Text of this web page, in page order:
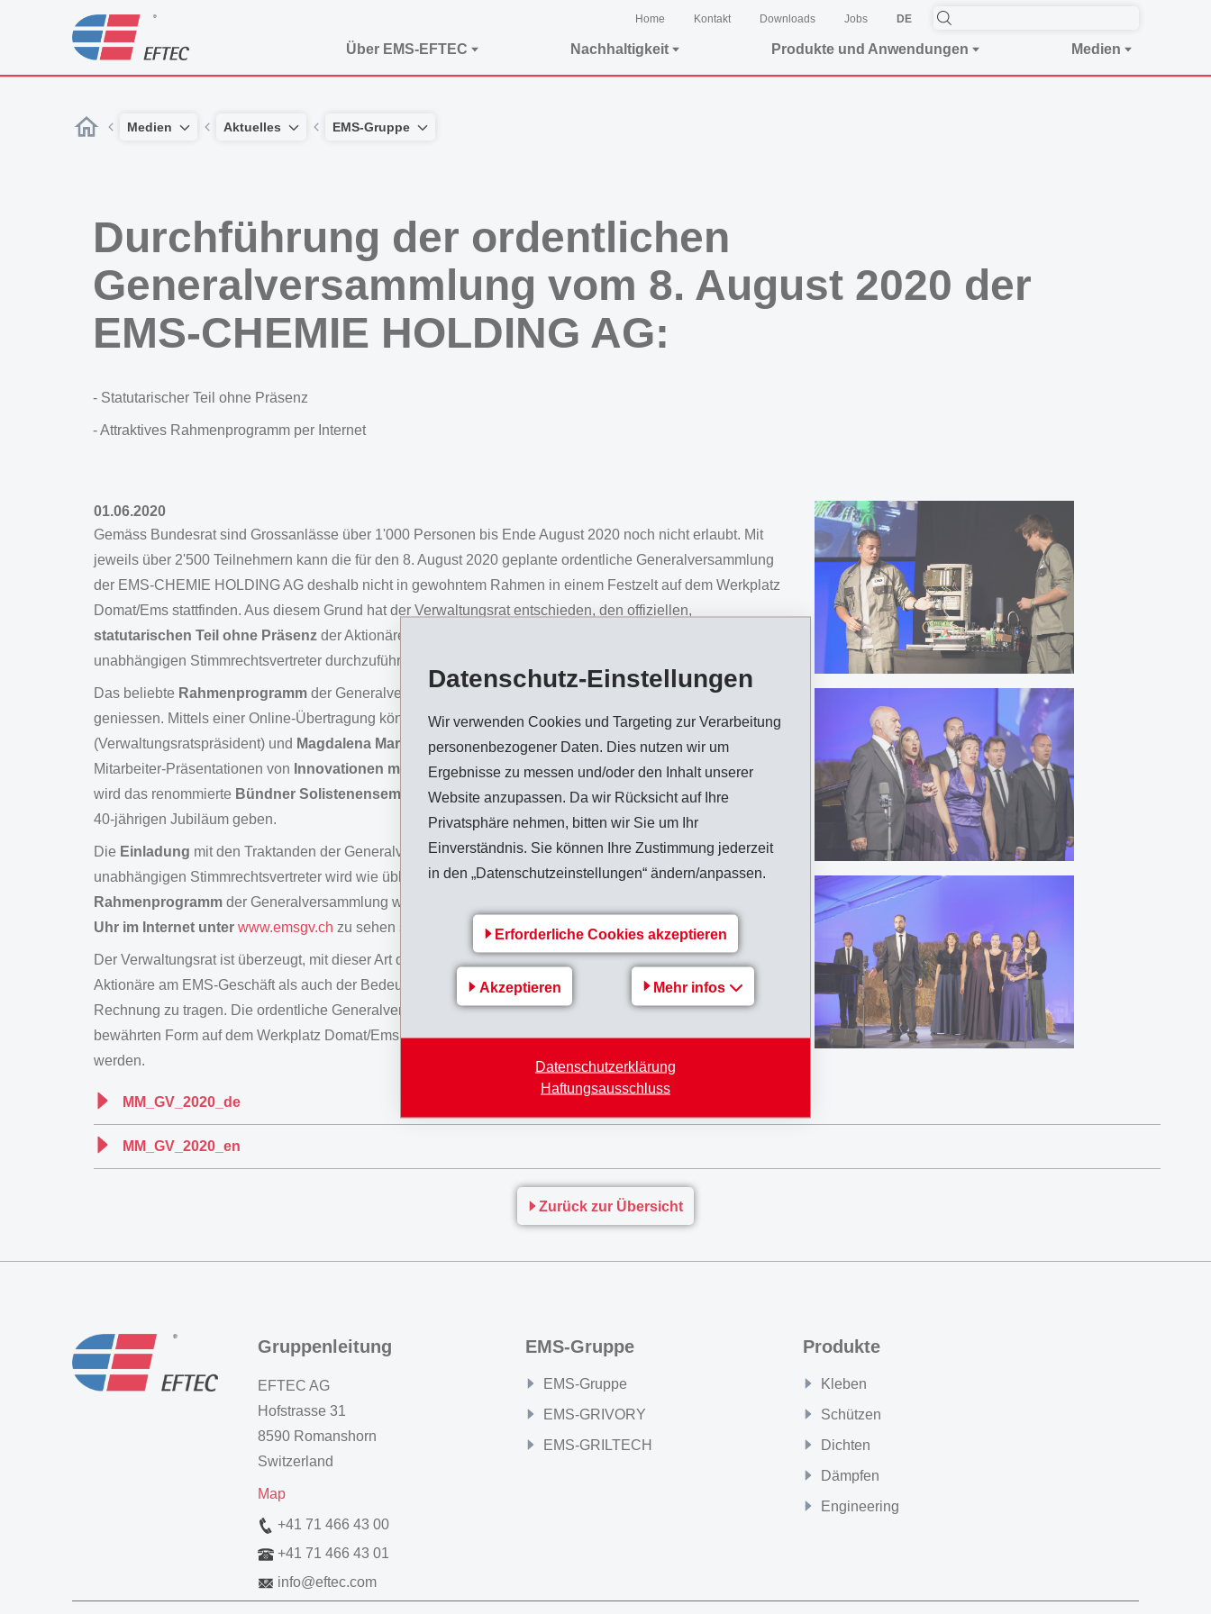
Datenschutz-Einstellungen
Wir verwenden Cookies und Targeting zur Verarbeitung
personenbezogener Daten. Dies nutzen wir um
Ergebnisse zu messen und/oder den Inhalt unserer
Website anzupassen. Da wir Rücksicht auf Ihre
Privatsphäre nehmen, bitten wir Sie um Ihr
Einverständnis. Sie können Ihre Zustimmung jederzeit
in den „Datenschutzeinstellungen“ ändern/anpassen.
Erforderliche Cookies akzeptieren
Akzeptieren Mehr infos
Datenschutzerklärung
Haftungsausschluss
Home Kontakt Downloads Jobs DE
Über EMS-EFTEC Nachhaltigkeit Produkte und Anwendungen Medien
Medien Aktuelles EMS-Gruppe
Durchführung der ordentlichen
Generalversammlung vom 8. August 2020 der
EMS-CHEMIE HOLDING AG:
- Statutarischer Teil ohne Präsenz
- Attraktives Rahmenprogramm per Internet
01.06.2020
Gemäss Bundesrat sind Grossanlässe über 1'000 Personen bis Ende August 2020 noch nicht erlaubt. Mit
jeweils über 2'500 Teilnehmern kann die für den 8. August 2020 geplante ordentliche Generalversammlung
der EMS-CHEMIE HOLDING AG deshalb nicht in gewohntem Rahmen in einem Festzelt auf dem Werkplatz
Domat/Ems stattfinden. Aus diesem Grund hat der Verwaltungsrat entschieden, den offiziellen,
statutarischen Teil ohne Präsenz der Aktionäre und mittels vorgängiger schriftlicher Weisungen an den
unabhängigen Stimmrechtsvertreter durchzuführen.
Das beliebte Rahmenprogramm der Generalversammlung können die Aktionäre aber auch dieses Jahr
geniessen. Mittels einer Online-Übertragung können die Aktionäre per Internet die Ansprachen vonUlf Berg
(Verwaltungsratspräsident) und Magdalena Martullo(Delegierte des Verwaltungsrates), sowie attraktive
Mitarbeiter-Präsentationen von Innovationen mit EMS-Kunststoffenverfolgen. Als musikalischer Höhepunkt
wird das renommierte Bündner Solistenensemble Compagnia Rossini zudem ein Online-Konzert zu ihrem
40-jährigen Jubiläum geben.
Die Einladung mit den Traktanden der Generalversammlung und den Weisungsformularen an den
unabhängigen Stimmrechtsvertreter wird wie üblich
Mitte Juli 2020per Post an die Aktionäre verschickt. Das
Rahmenprogramm der Generalversammlung wird für Aktionäre am
Uhr im Internet unter www.emsgv.ch zu sehen sein.
Der Verwaltungsrat ist überzeugt, mit dieser Art der Durchführung sowohl dem grossen Interesse der
Aktionäre am EMS-Geschäft als auch der Bedeutung der Generalversammlung als "Volksfest" bestmöglichst
Rechnung zu tragen. Die ordentliche Generalversammlung am 7. August 2021 soll dann wieder in der
bewährten Form auf dem Werkplatz Domat/Ems und mit zahlreichen persönlichen Kontakten durchgeführt
werden.
MM_GV_2020_de
MM_GV_2020_en
Zurück zur Übersicht
Gruppenleitung
EFTEC AG
Hofstrasse 31
8590 Romanshorn
Switzerland
Map
+41 71 466 43 00
+41 71 466 43 01
info@eftec.com
EMS-Gruppe
EMS-Gruppe
EMS-GRIVORY
EMS-GRILTECH
Produkte
Kleben
Schützen
Dichten
Dämpfen
Engineering